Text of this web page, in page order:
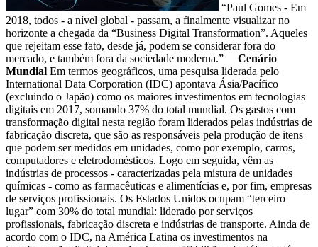
“Paul Gomes - Em
2018, todos - a nível global - passam, a finalmente visualizar no
horizonte a chegada da “Business Digital Transformation”. Aqueles
que rejeitam esse fato, desde já, podem se considerar fora do
mercado, e também fora da sociedade moderna.” Cenário
Mundial Em termos geográficos, uma pesquisa liderada pelo
International Data Corporation (IDC) apontava Ásia/Pacífico
(excluindo o Japão) como os maiores investimentos em tecnologias
digitais em 2017, somando 37% do total mundial. Os gastos com
transformação digital nesta região foram liderados pelas indústrias de
fabricação discreta, que são as responsáveis pela produção de itens
que podem ser medidos em unidades, como por exemplo, carros,
computadores e eletrodomésticos. Logo em seguida, vêm as
indústrias de processos - caracterizadas pela mistura de unidades
químicas - como as farmacêuticas e alimentícias e, por fim, empresas
de serviços profissionais. Os Estados Unidos ocupam “terceiro
lugar” com 30% do total mundial: liderado por serviços
profissionais, fabricação discreta e indústrias de transporte. Ainda de
acordo com o IDC, na América Latina os investimentos na